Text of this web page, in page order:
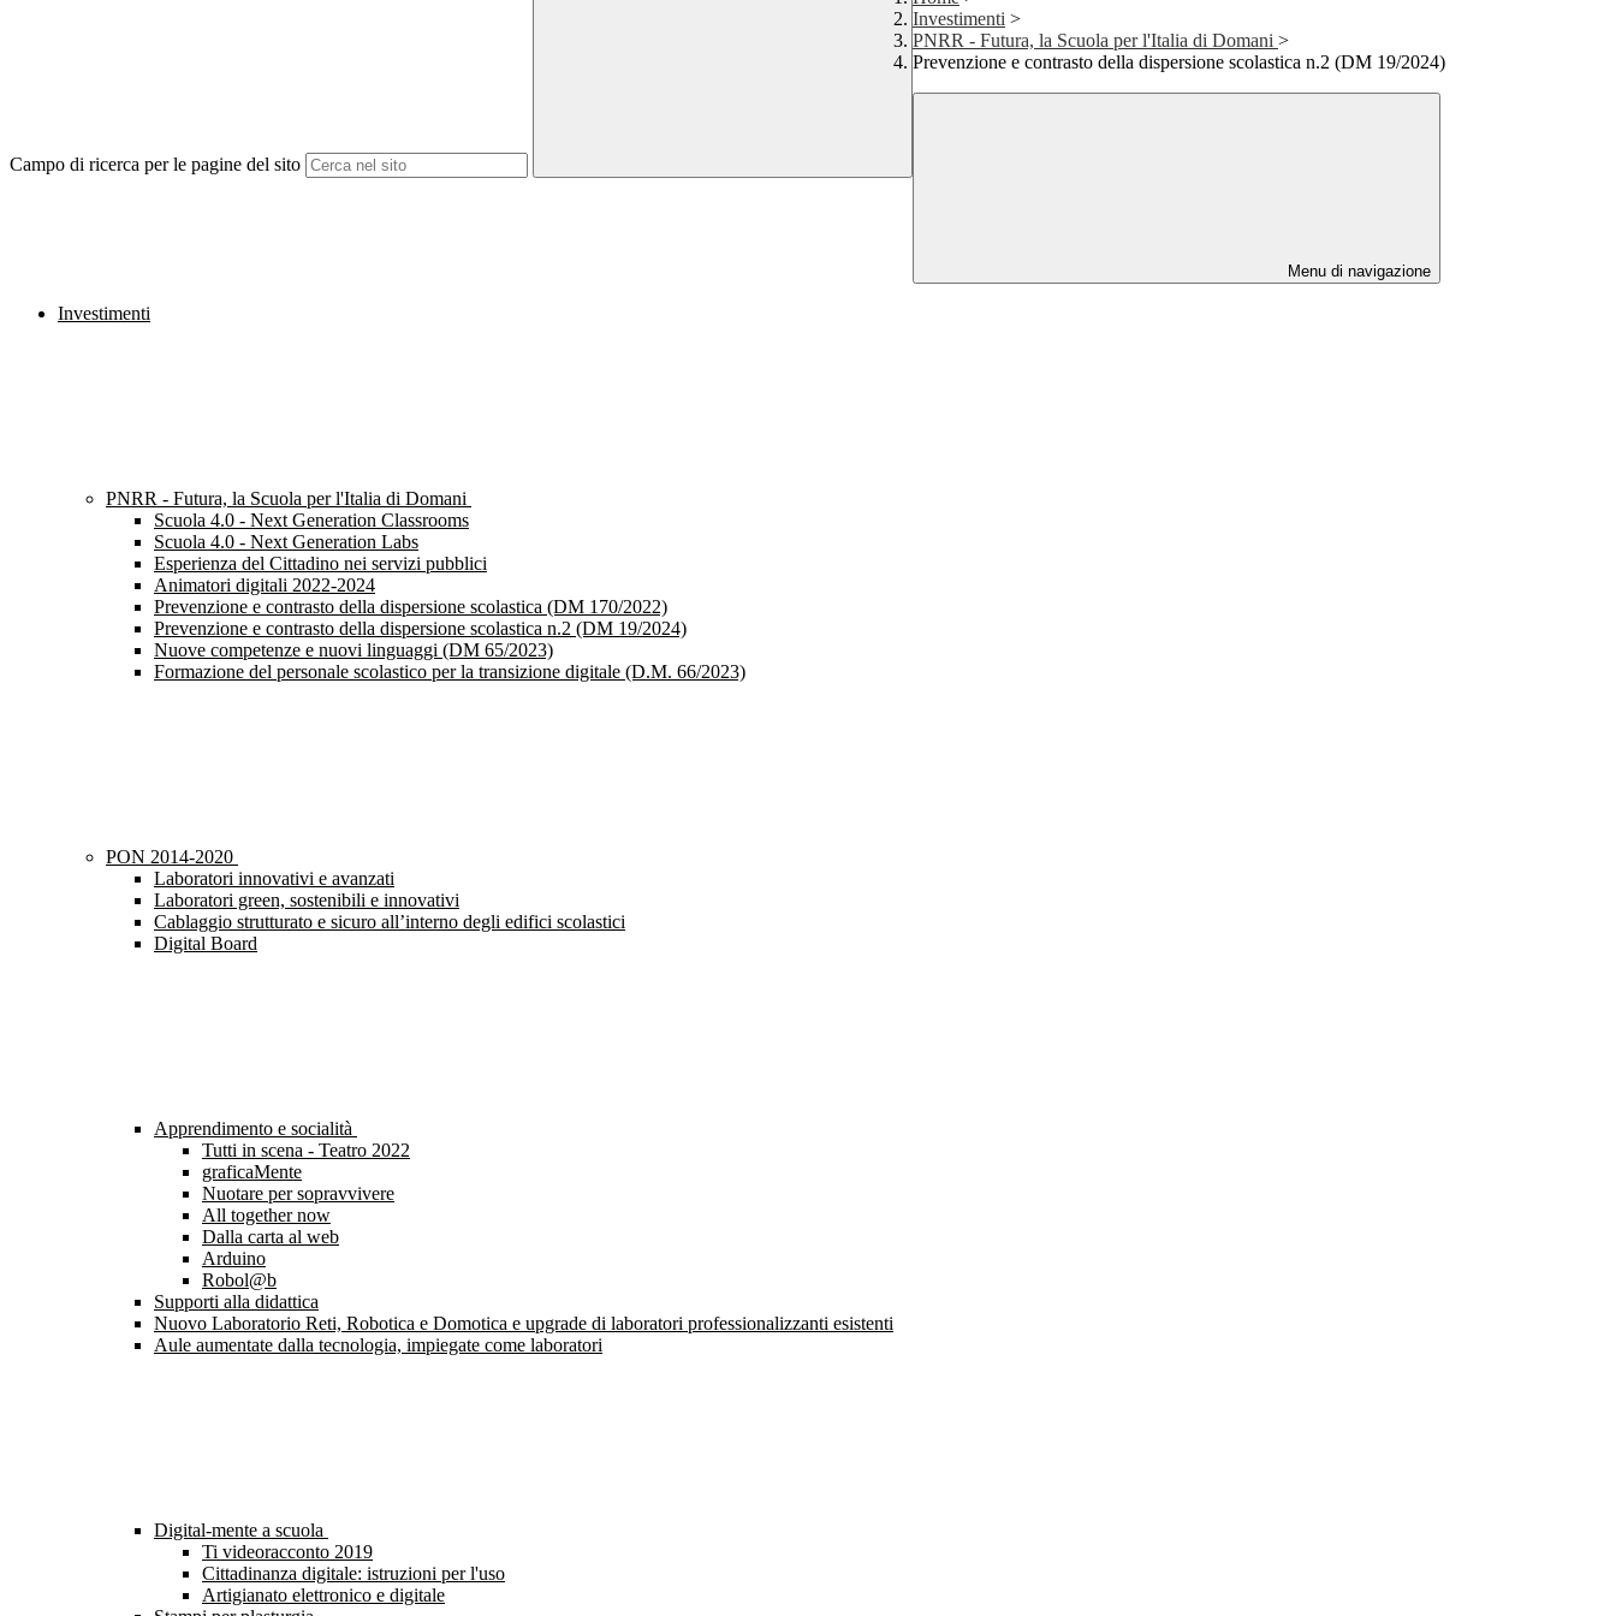
Campo di ricerca per le pagine del sito
Investimenti >
PNRR - Futura, la Scuola per l'Italia di Domani >
Prevenzione e contrasto della dispersione scolastica n.2 (DM 19/2024)
Menu di navigazione
Investimenti
PNRR - Futura, la Scuola per l'Italia di Domani
Scuola 4.0 - Next Generation Classrooms
Scuola 4.0 - Next Generation Labs
Esperienza del Cittadino nei servizi pubblici
Animatori digitali 2022-2024
Prevenzione e contrasto della dispersione scolastica (DM 170/2022)
Prevenzione e contrasto della dispersione scolastica n.2 (DM 19/2024)
Nuove competenze e nuovi linguaggi (DM 65/2023)
Formazione del personale scolastico per la transizione digitale (D.M. 66/2023)
PON 2014-2020
Laboratori innovativi e avanzati
Laboratori green, sostenibili e innovativi
Cablaggio strutturato e sicuro all’interno degli edifici scolastici
Digital Board
Apprendimento e socialità
Tutti in scena - Teatro 2022
graficaMente
Nuotare per sopravvivere
All together now
Dalla carta al web
Arduino
Robol@b
Supporti alla didattica
Nuovo Laboratorio Reti, Robotica e Domotica e upgrade di laboratori professionalizzanti esistenti
Aule aumentate dalla tecnologia, impiegate come laboratori
Digital-mente a scuola
Ti videoracconto 2019
Cittadinanza digitale: istruzioni per l'uso
Artigianato elettronico e digitale